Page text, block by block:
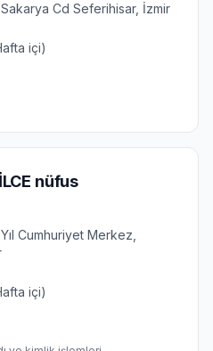
Cd Seferihisar, İzmir
içi)
nüfus
Yıl Cumhuriyet Merkez,
içi)